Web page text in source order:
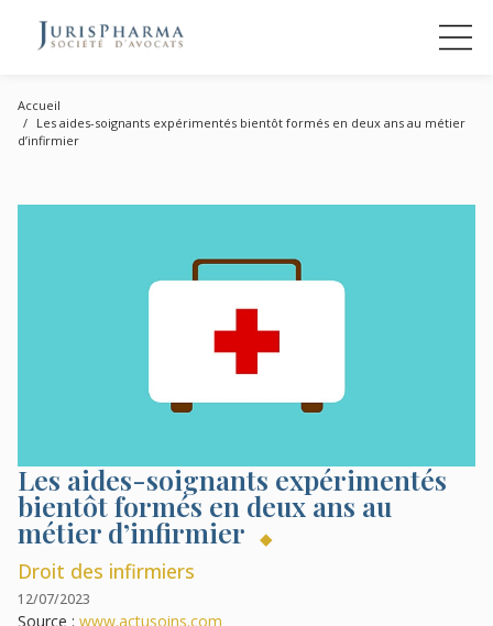
Accueil
Les aides-soignants expérimentés bientôt formés en deux ans au métier
d’infirmier
Les aides-soignants expérimentés
bientôt formés en deux ans au
métier d’infirmier
Droit des infirmiers
12/07/2023
Source : www.actusoins.com